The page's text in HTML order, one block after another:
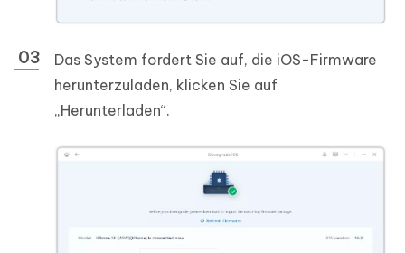
Das System fordert Sie auf, die iOS-Firmware
herunterzuladen, klicken Sie auf
„Herunterladen“.